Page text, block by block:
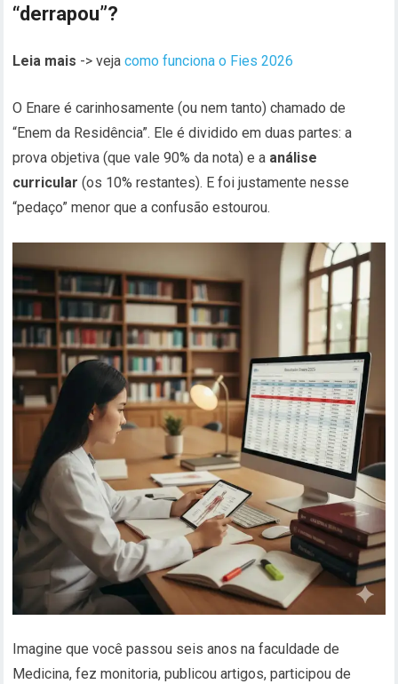
“derrapou”?
Leia mais -> vejacomo funciona o Fies 2026
O Enare é carinhosamente (ou nem tanto) chamado de
“Enem da Residência”. Ele é dividido em duas partes: a
prova objetiva (que vale 90% da nota) e a análise
curricular (os 10% restantes). E foi justamente nesse
“pedaço” menor que a confusão estourou.
Imagine que você passou seis anos na faculdade de
Medicina, fez monitoria, publicou artigos, participou de